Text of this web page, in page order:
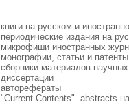
книги на русском и
периодические издания на
микрофиши иностранных
монографии, статьи и
сборники материалов
диссертации
авторефераты
"Current Contents"- abstracts